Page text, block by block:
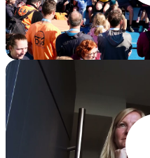
Édition 2022